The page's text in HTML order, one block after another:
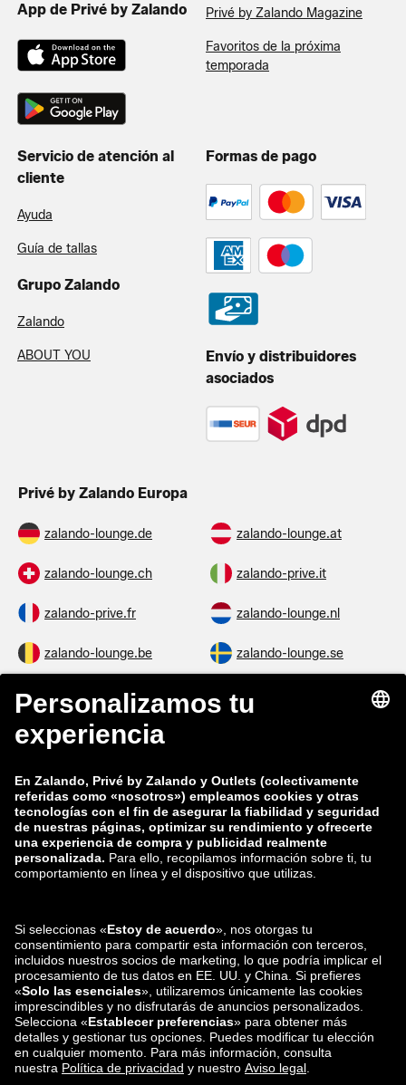
App de Privé by Zalando Privé by Zalando Magazine
Favoritos de la próxima
temporada
Servicio de atención al
cliente
Ayuda
Guía de tallas
Grupo Zalando
Zalando
ABOUT YOU
Formas de pago
Envío y distribuidores
asociados
Privé by Zalando Europa
zalando-lounge.de zalando-lounge.at
zalando-lounge.ch zalando-prive.it
zalando-prive.fr zalando-lounge.nl
zalando-lounge.be zalando-lounge.se
zalando-lounge.fi
zalando-lounge.co.uk
zalando-prive.es zalando-lounge.cz
zalando-lounge.lt zalando-lounge.sk
zalando-lounge.ro zalando-lounge.hr
zalando-lounge.lu zalando-lounge.ee
zalando-lounge.lv zalando-lounge.no
También nos
encuentras en